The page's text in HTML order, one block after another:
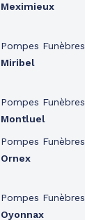
Meximieux
Pompes Funèbres
Miribel
Pompes Funèbres
Montluel
Pompes Funèbres
Ornex
Pompes Funèbres
Oyonnax